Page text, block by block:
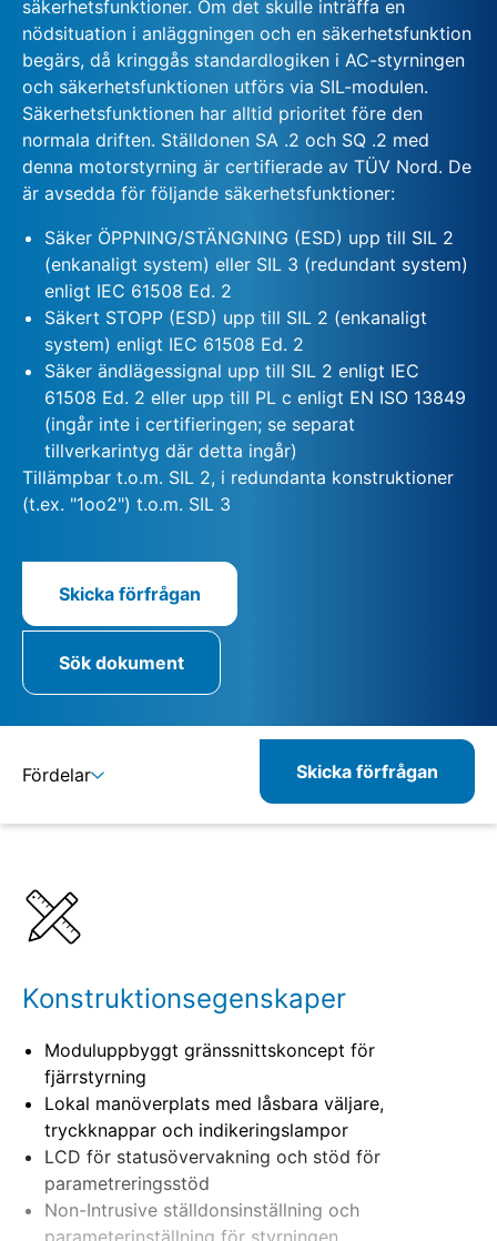
säkerhetsfunktioner. Om det skulle inträffa en
nödsituation i anläggningen och en säkerhetsfunktion
begärs, då kringgås standardlogiken i AC-styrningen
och säkerhetsfunktionen utförs via SIL-modulen.
Säkerhetsfunktionen har alltid prioritet före den
normala driften. Ställdonen SA .2 och SQ .2 med
denna motorstyrning är certifierade av TÜV Nord. De
är avsedda för följande säkerhetsfunktioner:
Säker ÖPPNING/STÄNGNING (ESD) upp till SIL 2
(enkanaligt system) eller SIL 3 (redundant system)
enligt IEC 61508 Ed. 2
Säkert STOPP (ESD) upp till SIL 2 (enkanaligt
system) enligt IEC 61508 Ed. 2
Säker ändlägessignal upp till SIL 2 enligt IEC
61508 Ed. 2 eller upp till PL c enligt EN ISO 13849
(ingår inte i certifieringen; se separat
tillverkarintyg där detta ingår)
Tillämpbar t.o.m. SIL 2, i redundanta konstruktioner
(t.ex. "1oo2") t.o.m. SIL 3
Skicka förfrågan
Sök dokument
Fördelar Skicka förfrågan
Konstruktionsegenskaper
Moduluppbyggt gränssnittskoncept för
fjärrstyrning
Lokal manöverplats med låsbara väljare,
tryckknappar och indikeringslampor
LCD för statusövervakning och stöd för
parametreringsstöd
Non-Intrusive ställdonsinställning och
parameterinställning för styrningen